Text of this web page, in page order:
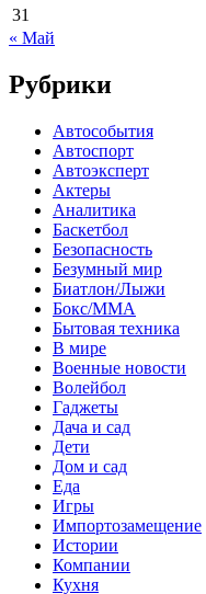
31
« Май
Рубрики
Автособытия
Автоспорт
Автоэксперт
Актеры
Аналитика
Баскетбол
Безопасность
Безумный мир
Биатлон/Лыжи
Бокс/MMA
Бытовая техника
В мире
Военные новости
Волейбол
Гаджеты
Дача и сад
Дети
Дом и сад
Еда
Игры
Импортозамещение
Истории
Компании
Кухня